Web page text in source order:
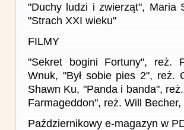
"Duchy ludzi i zwierząt", Maria
"Strach XXI wieku"
FILMY
"Sekret bogini Fortuny", reż.
Wnuk, "Był sobie pies 2", reż.
Shawn Ku, "Panda i banda",
Farmageddon", reż. Will
Październikowy e-magazyn w